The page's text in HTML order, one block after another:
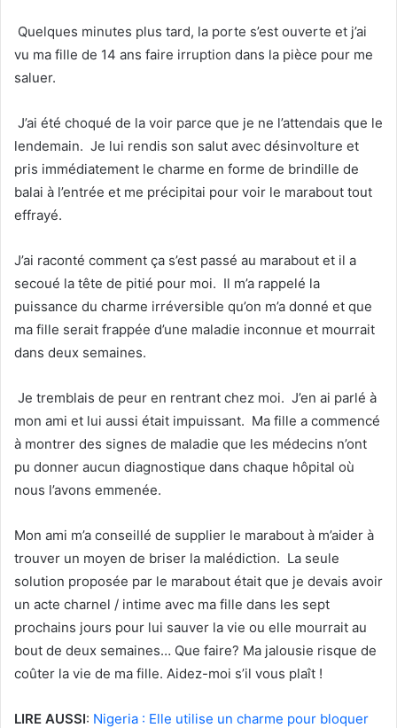
Quelques minutes plus tard, la porte s’est ouverte et j’ai
vu ma fille de 14 ans faire irruption dans la pièce pour me
saluer.
J’ai été choqué de la voir parce que je ne l’attendais que le
lendemain. Je lui rendis son salut avec désinvolture et
pris immédiatement le charme en forme de brindille de
balai à l’entrée et me précipitai pour voir le marabout tout
effrayé.
J’ai raconté comment ça s’est passé au marabout et il a
secoué la tête de pitié pour moi. Il m’a rappelé la
puissance du charme irréversible qu’on m’a donné et que
ma fille serait frappée d’une maladie inconnue et mourrait
dans deux semaines.
Je tremblais de peur en rentrant chez moi. J’en ai parlé à
mon ami et lui aussi était impuissant. Ma fille a commencé
à montrer des signes de maladie que les médecins n’ont
pu donner aucun diagnostique dans chaque hôpital où
nous l’avons emmenée.
Mon ami m’a conseillé de supplier le marabout à m’aider à
trouver un moyen de briser la malédiction. La seule
solution proposée par le marabout était que je devais avoir
un acte charnel / intime avec ma fille dans les sept
prochains jours pour lui sauver la vie ou elle mourrait au
bout de deux semaines… Que faire? Ma jalousie risque de
coûter la vie de ma fille. Aidez-moi s’il vous plaît !
LIRE AUSSI: Nigeria : Elle utilise un charme pour bloquer